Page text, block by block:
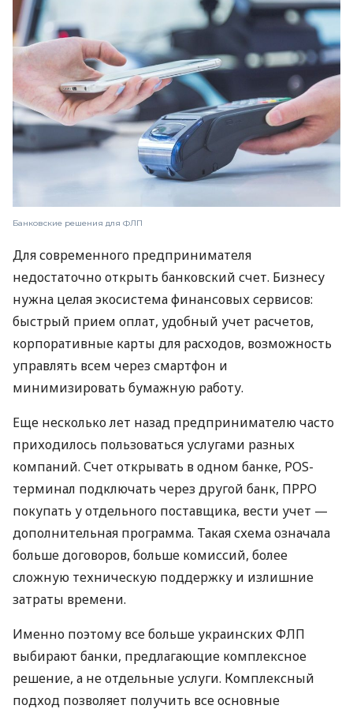
Банковские решения для ФЛП
Для современного предпринимателя
недостаточно открыть банковский счет. Бизнесу
нужна целая экосистема финансовых сервисов:
быстрый прием оплат, удобный учет расчетов,
корпоративные карты для расходов, возможность
управлять всем через смартфон и
минимизировать бумажную работу.
Еще несколько лет назад предпринимателю часто
приходилось пользоваться услугами разных
компаний. Счет открывать в одном банке, POS-
терминал подключать через другой банк, ПРРО
покупать у отдельного поставщика, вести учет —
дополнительная программа. Такая схема означала
больше договоров, больше комиссий, более
сложную техническую поддержку и излишние
затраты времени.
Именно поэтому все больше украинских ФЛП
выбирают банки, предлагающие комплексное
решение, а не отдельные услуги. Комплексный
подход позволяет получить все основные